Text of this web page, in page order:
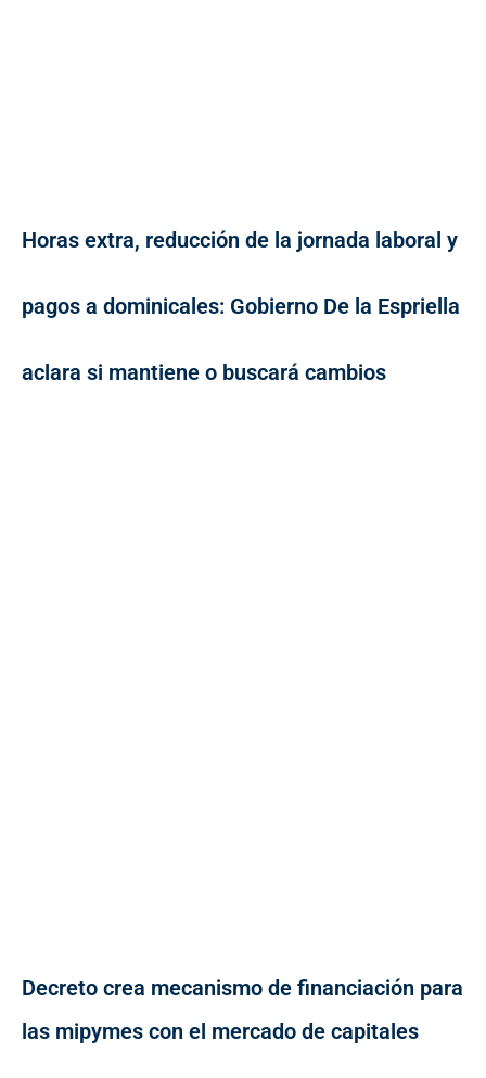
Horas extra, reducción de la jornada laboral y
pagos a dominicales: Gobierno De la Espriella
aclara si mantiene o buscará cambios
Decreto crea mecanismo de financiación para
las mipymes con el mercado de capitales